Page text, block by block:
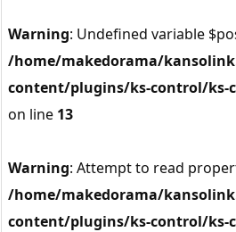
Warning: Undefined variable
/home/makedorama/
content/plugins/ks-control/ks-
on line 13
Warning: Attempt to read
/home/makedorama/
content/plugins/ks-control/ks-